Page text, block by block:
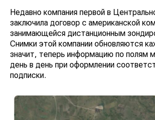
Недавно компания первой в
заключила договор с американской
занимающейся дистанционным
Снимки этой компании обновляются
значит, теперь информацию по полям
день в день при оформлении
подписки.